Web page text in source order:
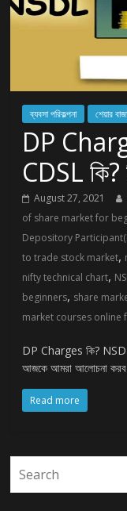
ব্যবসা পরিকল্পনা শেয়ার
DP
CDSL কি?
August 27, 2021
of share market for
Depository
to trade stock market,
nifty technical chart,
beginners, share
market courses online
DP Charges কি? NSDL
আজকে আমরা আলোচনা
Read more